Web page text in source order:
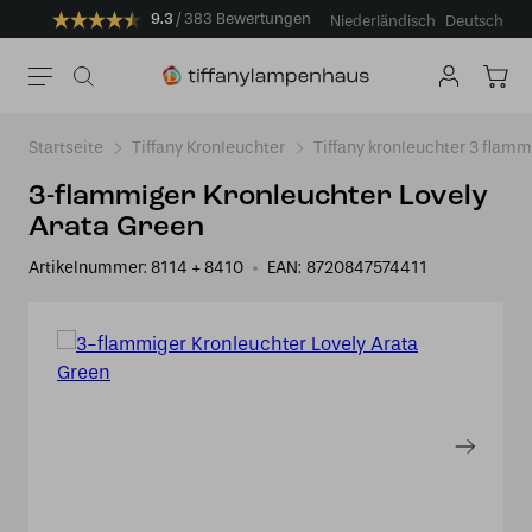
9.3 383 Bewertungen Niederländisch Deutsch
Startseite Tiffany Kronleuchter Tiffany kronleuchter 3
3-flammiger Kronleuchter Lovely
Arata Green
Artikelnummer: 8114 + 8410 EAN: 8720847574411